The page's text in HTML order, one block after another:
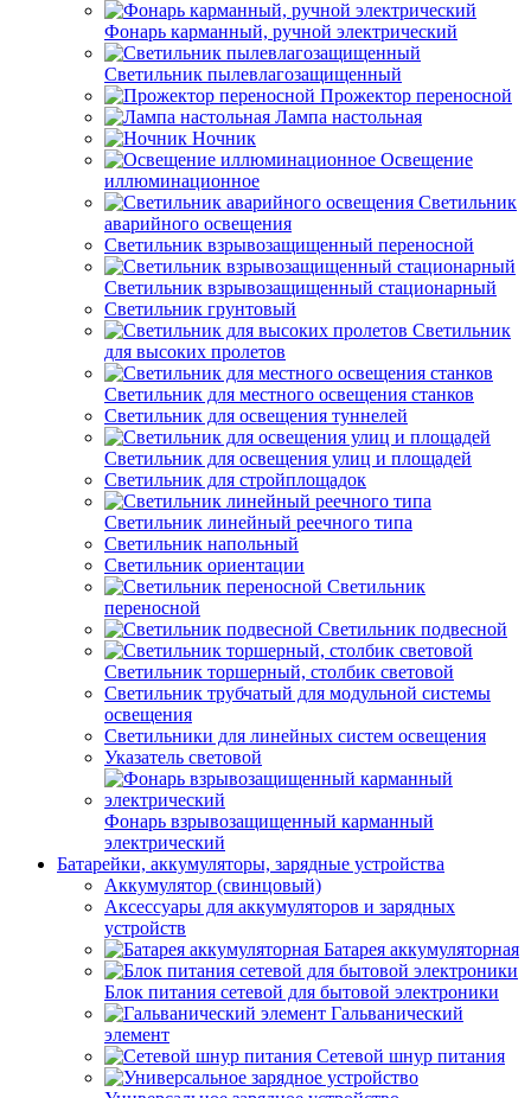
Фонарь карманный, ручной электрический
Светильник пылевлагозащищенный
Прожектор переносной
Лампа настольная
Ночник
Освещение
иллюминационное
Светильник
аварийного освещения
Светильник взрывозащищенный переносной
Светильник взрывозащищенный стационарный
Светильник грунтовый
Светильник
для высоких пролетов
Светильник для местного освещения станков
Светильник для освещения туннелей
Светильник для освещения улиц и площадей
Светильник для стройплощадок
Светильник линейный реечного типа
Светильник напольный
Светильник ориентации
Светильник
переносной
Светильник подвесной
Светильник торшерный, столбик световой
Светильник трубчатый для модульной системы
освещения
Светильники для линейных систем освещения
Указатель световой
Фонарь взрывозащищенный карманный
электрический
Батарейки, аккумуляторы, зарядные устройства
Аккумулятор (свинцовый)
Аксессуары для аккумуляторов и зарядных
устройств
Батарея аккумуляторная
Блок питания сетевой для бытовой электроники
Гальванический
элемент
Сетевой шнур питания